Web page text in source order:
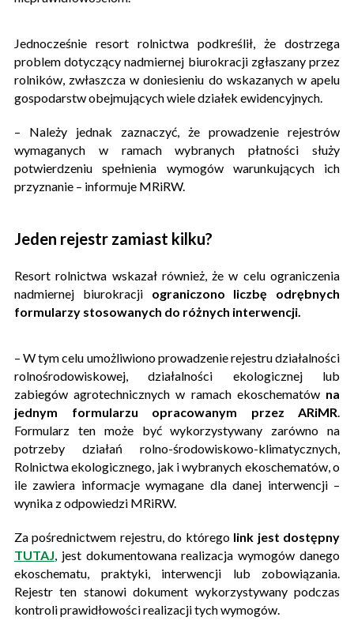
Jednocześnie resort rolnictwa podkreślił, że dostrzega
problem dotyczący nadmiernej biurokracji zgłaszany przez
rolników, zwłaszcza w doniesieniu do wskazanych w apelu
gospodarstw obejmujących wiele działek ewidencyjnych.
– Należy jednak zaznaczyć, że prowadzenie rejestrów
wymaganych w ramach wybranych płatności służy
potwierdzeniu spełnienia wymogów warunkujących ich
przyznanie – informuje MRiRW.
Jeden rejestr zamiast kilku?
Resort rolnictwa wskazał również, że w celu ograniczenia
nadmiernej biurokracji ograniczono liczbę odrębnych
formularzy stosowanych do różnych interwencji.
– W tym celu umożliwiono prowadzenie rejestru działalności
rolnośrodowiskowej, działalności ekologicznej lub
zabiegów agrotechnicznych w ramach ekoschematów na
jednym formularzu opracowanym przez ARiMR.
Formularz ten może być wykorzystywany zarówno na
potrzeby działań rolno-środowiskowo-klimatycznych,
Rolnictwa ekologicznego, jak i wybranych ekoschematów, o
ile zawiera informacje wymagane dla danej interwencji –
wynika z odpowiedzi MRiRW.
Za pośrednictwem rejestru, do którego link jest dostępny
TUTAJ, jest dokumentowana realizacja wymogów danego
ekoschematu, praktyki, interwencji lub zobowiązania.
Rejestr ten stanowi dokument wykorzystywany podczas
kontroli prawidłowości realizacji tych wymogów.